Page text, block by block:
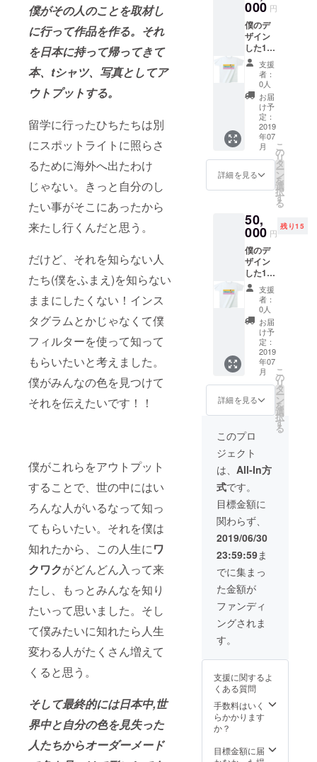
僕がその人のことを取材し
に行って作品を作る。それ
を日本に持って帰ってきて
本、tシャツ、写真としてア
ウトプットする。
留学に行ったひちたちは別
にスポットライトに照らさ
るために海外へ出たわけ
じゃない。きっと自分のし
たい事がそこにあったから
来たし行くんだと思う。
だけど、それを知らない人
たち(僕をふまえ)を知らない
ままにしたくない！インス
タグラムとかじゃなくて僕
フィルターを使って知って
もらいたいと考えました。
僕がみんなの色を見つけて
それを伝えたいです！！
僕がこれらをアウトプット
することで、世の中にはい
ろんな人がいるなって知っ
てもらいたい。それを僕は
知れたから、この人生にワ
クワクがどんどん入って来
たし、もっとみんなを知り
たいって思いました。そし
て僕みたいに知れたら人生
変わる人がたくさん増えて
くると思う。
そして最終的には日本中,世
界中と自分の色を見失った
人たちからオーダーメード
上、フ
ルカ
ラーと
なる予
定で
す。
真 パ
ネル加
工（ス
チレン
ボー
ド）A4
サイズ
3枚 ※支
援時、
必ず備
考欄に
ご希望
のお名
前をご
記入く
ださ
は
CAMPF
IREの
ユー
ザー名
を掲載
いたし
ます。
ご了承
くださ
い。 ＊
今回作
成する
フォト
ブック
のペー
ジ数、
体的な
未定で
すが、
30P以
上、フ
ルカ
ラーと
なる予
定で
000 円
僕のデ
ザイン
した10
人11色T
シャツ
２種類
フォト
ブック
に協賛
者名 旅
行記メ
ルマガ
配信
８月中
フォト
ブック
写真
デー
タ DL
権 ５
枚 フォ
トブッ
ク 写
真 パ
ネル加
工
（スチ
レン
ボー
ド）
A4サイ
ズ３枚
備考欄
お願い
しま
す。 ＊
綿100％
アッ
シュ、
ミック
スグ
レー：
綿
90％、
ポリエ
ステル
10％
United
Athle
5.6オン
ス 厚
なって
いま
す。 ＊
今回作
成する
フォト
ジ数、
支援
者：
0人
お届
け予
定：
2019
年07
月
詳細を見る
こ
の
リ
タ
ー
ン
を
選
択
す
る
50,
000 円
残り15
僕のデ
ザイン
した10
人11色T
シャツ
全種類
フォト
ブック
に協賛
者名 旅
行記メ
ルマガ
配信
８月中
エッ
セイ 5
話 フォ
トブッ
クにな
い写真
デー
タ DL
権 ５
枚 フォ
トブッ
ク 写
真 パ
ネル加
工
（スチ
レン
ボー
ド）
A4サイ
に名前
お願い
しま
す。 ＊
綿100％
アッ
ミック
支援
者：
0人
お届
け予
定：
2019
年07
月
詳細を見る
こ
の
リ
タ
ー
ン
を
選
択
す
る
このプロ
ジェクト
は、 All-In方
式です。
目標金額に
関わらず、
2019/06/30
23:59:59ま
でに集まっ
た金額が
ファンディ
ングされま
す。
支援に関するよ
くある質問
手数料はいく
らかかります
か？
目標金額に届